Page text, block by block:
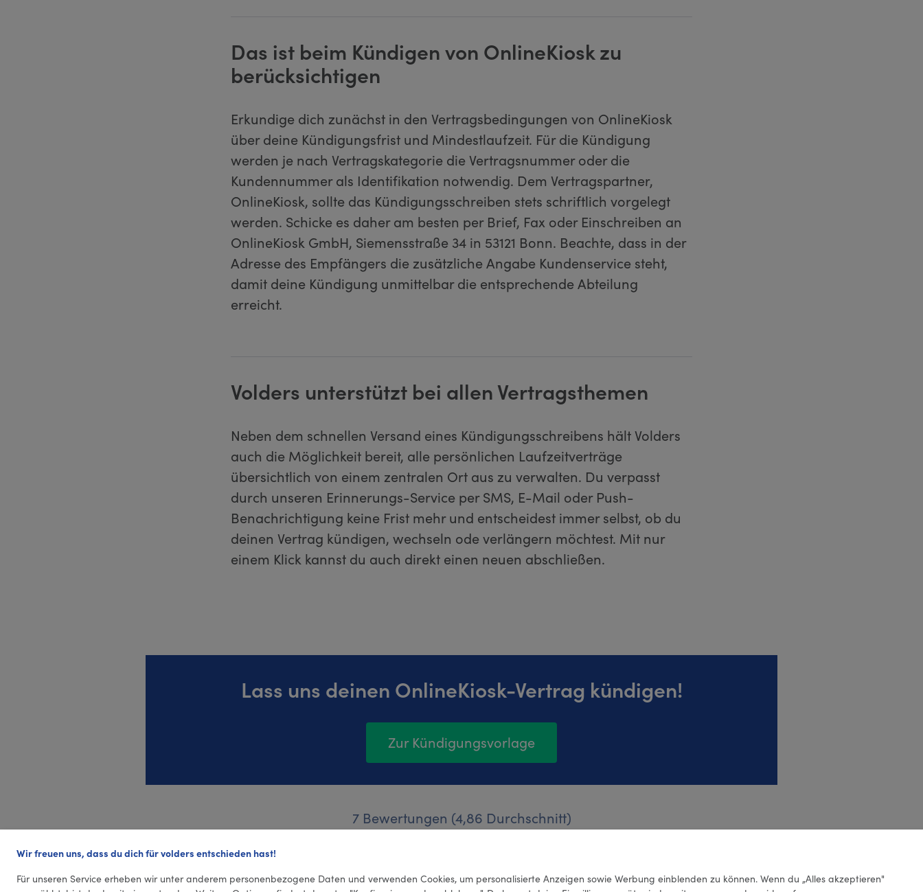
Das ist beim Kündigen von OnlineKiosk zu
berücksichtigen
Erkundige dich zunächst in den Vertragsbedingungen von OnlineKiosk
über deine Kündigungsfrist und Mindestlaufzeit. Für die Kündigung
werden je nach Vertragskategorie die Vertragsnummer oder die
Kundennummer als Identifikation notwendig. Dem Vertragspartner,
OnlineKiosk, sollte das Kündigungsschreiben stets schriftlich vorgelegt
werden. Schicke es daher am besten per Brief, Fax oder Einschreiben an
OnlineKiosk GmbH, Siemensstraße 34 in 53121 Bonn. Beachte, dass in der
Adresse des Empfängers die zusätzliche Angabe Kundenservice steht,
damit deine Kündigung unmittelbar die entsprechende Abteilung
erreicht.
Volders unterstützt bei allen Vertragsthemen
Neben dem schnellen Versand eines Kündigungsschreibens hält Volders
auch die Möglichkeit bereit, alle persönlichen Laufzeitverträge
übersichtlich von einem zentralen Ort aus zu verwalten. Du verpasst
durch unseren Erinnerungs-Service per SMS, E-Mail oder Push-
Benachrichtigung keine Frist mehr und entscheidest immer selbst, ob du
deinen Vertrag kündigen, wechseln ode verlängern möchtest. Mit nur
einem Klick kannst du auch direkt einen neuen abschließen.
Lass uns deinen OnlineKiosk-Vertrag kündigen!
Zur Kündigungsvorlage
7 Bewertungen (4,86 Durchschnitt)
Wir freuen uns, dass du dich für volders entschieden hast!
Für unseren Service erheben wir unter anderem personenbezogene Daten und verwenden Cookies, um personalisierte Anzeigen sowie Werbung einblenden zu können. Wenn du „Alles akzeptieren"